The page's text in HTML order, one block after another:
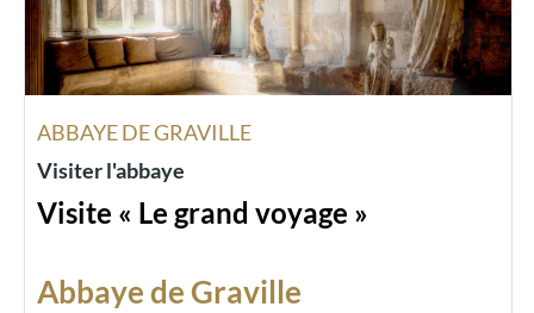
ABBAYE DE GRAVILLE
Visiter l'abbaye
Visite « Le grand voyage »
Abbaye de Graville